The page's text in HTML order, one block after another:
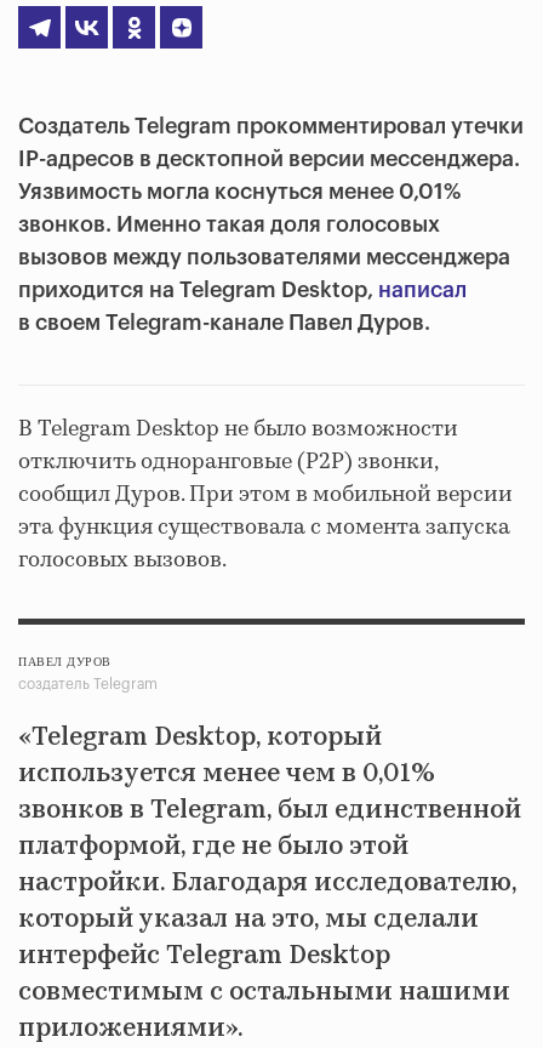
Создатель Telegram прокомментировал утечки
IP-адресов в десктопной версии мессенджера.
Уязвимость могла коснуться менее 0,01%
звонков. Именно такая доля голосовых
вызовов между пользователями мессенджера
приходится на Telegram Desktop, написал
в своем Telegram-канале Павел Дуров.
В Telegram Desktop не было возможности
отключить одноранговые (P2P) звонки,
сообщил Дуров. При этом в мобильной версии
эта функция существовала с момента запуска
голосовых вызовов.
ПАВЕЛ ДУРОВ
создатель Telegram
«Telegram Desktop, который
используется менее чем в 0,01%
звонков в Telegram, был единственной
платформой, где не было этой
настройки. Благодаря исследователю,
который указал на это, мы сделали
интерфейс Telegram Desktop
совместимым с остальными нашими
приложениями».